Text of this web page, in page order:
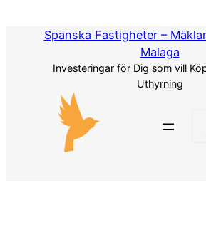
Spanska Fastigheter –
Malaga
Investeringar för Dig som vill
Uthyrning